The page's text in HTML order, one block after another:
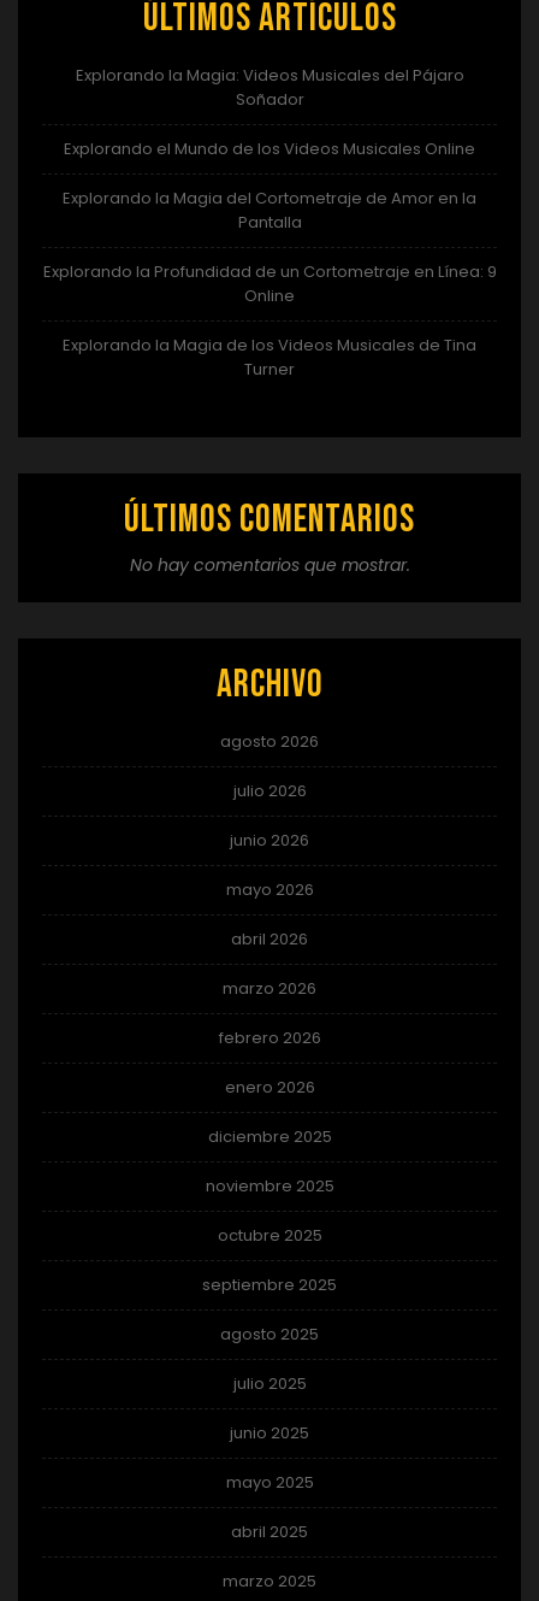
Últimos artículos
Explorando la Magia: Videos Musicales del Pájaro
Soñador
Explorando el Mundo de los Videos Musicales Online
Explorando la Magia del Cortometraje de Amor en la
Pantalla
Explorando la Profundidad de un Cortometraje en Línea: 9
Online
Explorando la Magia de los Videos Musicales de Tina
Turner
Últimos comentarios
No hay comentarios que mostrar.
Archivo
agosto 2026
julio 2026
junio 2026
mayo 2026
abril 2026
marzo 2026
febrero 2026
enero 2026
diciembre 2025
noviembre 2025
octubre 2025
septiembre 2025
agosto 2025
julio 2025
junio 2025
mayo 2025
abril 2025
marzo 2025